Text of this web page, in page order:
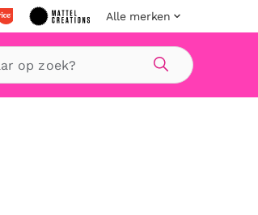
Alle merken
Zoeken